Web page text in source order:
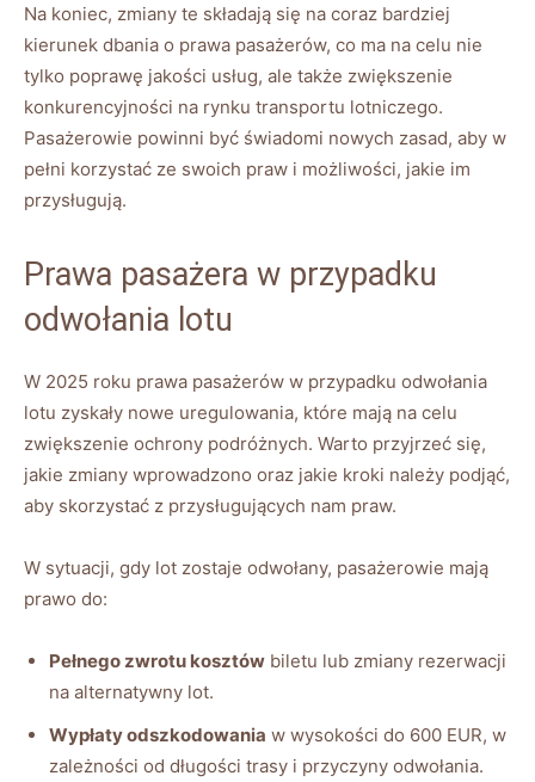
Na koniec, zmiany te składają się na⁤ coraz bardziej
kierunek dbania​ o ​prawa pasażerów, co ⁤ma na celu nie⁤
tylko poprawę jakości⁢ usług,⁢ ale także zwiększenie
‌konkurencyjności na rynku transportu lotniczego.
Pasażerowie powinni być świadomi nowych zasad, aby w
pełni korzystać ze swoich praw i możliwości, jakie im
przysługują.
Prawa pasażera w⁤ przypadku
odwołania lotu
W 2025 ​roku prawa pasażerów w przypadku odwołania
lotu ⁢zyskały nowe uregulowania, które⁤ mają na celu
zwiększenie ochrony podróżnych.‍ Warto przyjrzeć się,
jakie zmiany‍ wprowadzono oraz jakie‌ kroki należy podjąć,
aby skorzystać z przysługujących nam praw.
W sytuacji, gdy lot zostaje⁣ odwołany, ⁢pasażerowie mają
prawo do:
Pełnego⁢ zwrotu kosztów ⁤biletu lub zmiany rezerwacji
na alternatywny lot.
Wypłaty⁣ odszkodowania w ​wysokości⁢ do 600‌ EUR, ⁤w
zależności‌ od długości trasy i ⁤przyczyny odwołania.